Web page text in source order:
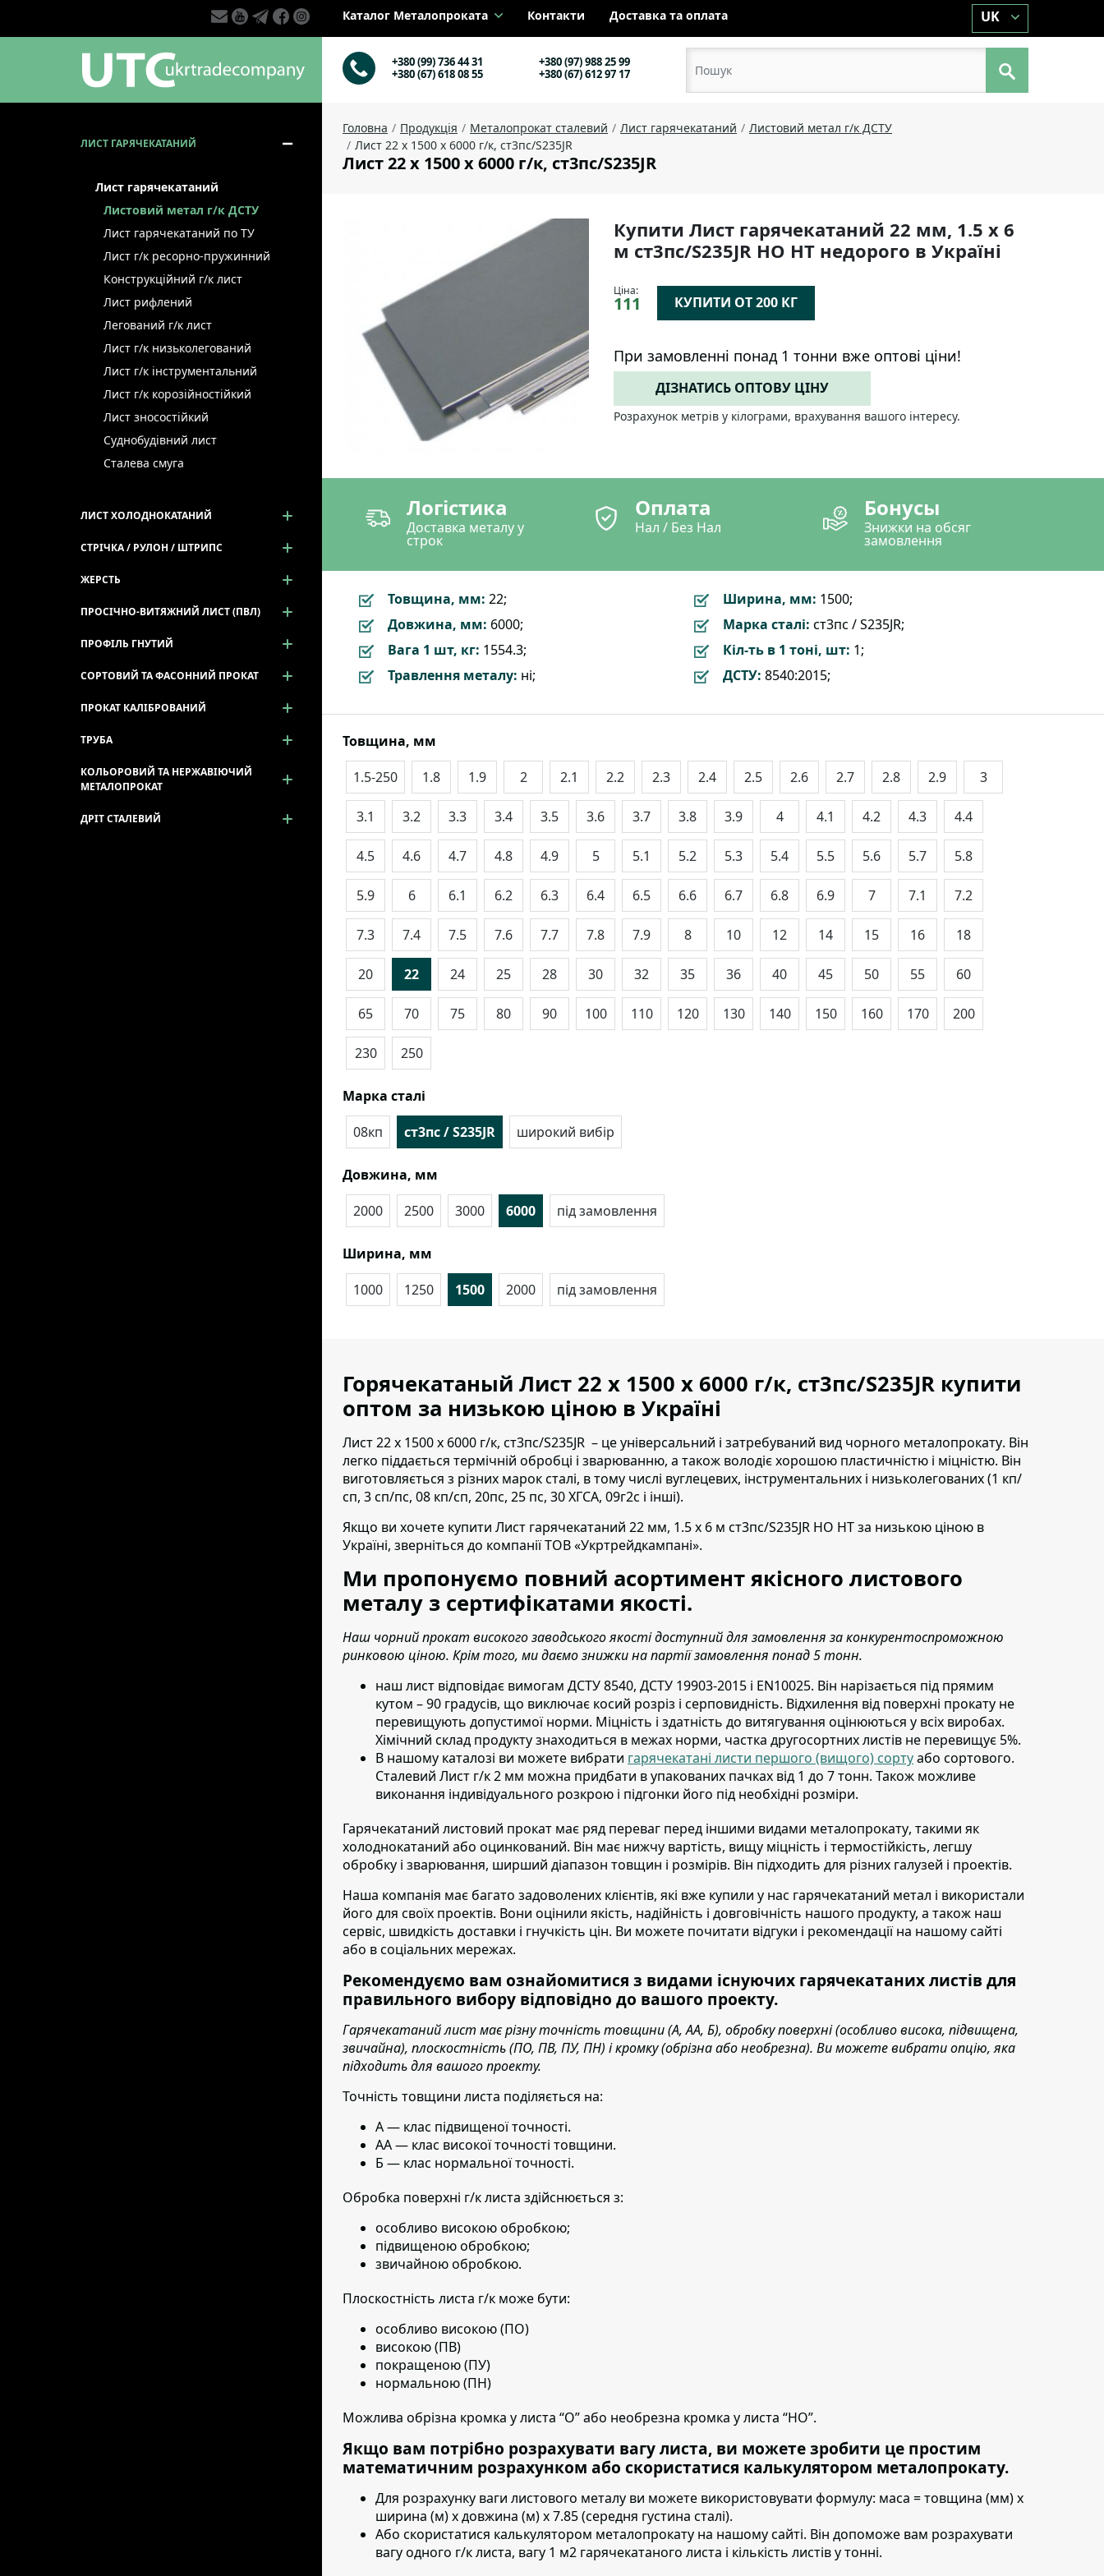
Каталог Металопроката Контакти Доставка та оплата UK
+380 (99) 736 44 31
+380 (97) 988 25 99
+380 (67) 618 08 55
+380 (67) 612 97 17
Головна Продукція Металопрокат сталевий Лист гарячекатаний
Листовий метал г/к ДСТУ
Лист 22 х 1500 х 6000 г/к, ст3пс/S235JR
Лист 22 х 1500 х 6000 г/к, ст3пс/S235JR
Купити Лист гарячекатаний 22 мм, 1.5 х 6
м ст3пс/S235JR НО НТ недорого в Україні
Ціна:
111 КУПИТИ ОТ 200 КГ
При замовленні понад 1 тонни вже оптові ціни!
ДІЗНАТИСЬ ОПТОВУ ЦІНУ
Розрахунок метрів у кілограми, врахування вашого інтересу.
Логістика
Доставка металу у
строк
Оплата
Нал / Без Нал
Бонусы
Знижки на обсяг
замовлення
Товщина, мм: 22; Ширина, мм: 1500;
Довжина, мм: 6000; Марка сталі: ст3пс / S235JR;
Вага 1 шт, кг: 1554.3; Кіл-ть в 1 тоні, шт: 1;
Травлення металу: ні; ДСТУ: 8540:2015;
Товщина, мм
1.5-250
1.8 1.9 2 2.1 2.2 2.3 2.4 2.5 2.6 2.7 2.8 2.9 3
3.1 3.2 3.3 3.4 3.5 3.6 3.7 3.8 3.9 4 4.1 4.2 4.3 4.4
4.5 4.6 4.7 4.8 4.9 5 5.1 5.2 5.3 5.4 5.5 5.6 5.7 5.8
5.9 6 6.1 6.2 6.3 6.4 6.5 6.6 6.7 6.8 6.9 7 7.1 7.2
7.3 7.4 7.5 7.6 7.7 7.8 7.9 8 10 12 14 15 16 18
20 22 24 25 28 30 32 35 36 40 45 50 55 60
65 70 75 80 90 100 110 120 130 140 150 160 170 200
230 250
Марка сталі
08кп
ст3пс / S235JR широкий вибір
Довжина, мм
2000
2500 3000 6000 під замовлення
Ширина, мм
1000
1250 1500 2000 під замовлення
Горячекатаный Лист 22 х 1500 х 6000 г/к, ст3пс/S235JR купити
оптом за низькою ціною в Україні
Лист 22 х 1500 х 6000 г/к, ст3пс/S235JR – це універсальний і затребуваний вид чорного металопрокату. Він
легко піддається термічній обробці і зварюванню, а також володіє хорошою пластичністю і міцністю. Він
виготовляється з різних марок сталі, в тому числі вуглецевих, інструментальних і низьколегованих (1 кп/
сп, 3 сп/пс, 08 кп/сп, 20пс, 25 пс, 30 ХГСА, 09г2с і інші).
Якщо ви хочете купити Лист гарячекатаний 22 мм, 1.5 х 6 м ст3пс/S235JR НО НТза низькою ціною в
Україні, зверніться до компанії ТОВ «Укртрейдкампані».
Ми пропонуємо повний асортимент якісного листового
металу з сертифікатами якості.
Наш чорний прокат високого заводського якості доступний для замовлення за конкурентоспроможною
ринковою ціною. Крім того, ми даємо знижки на партії замовлення понад 5 тонн.
наш лист відповідає вимогам ДСТУ 8540, ДСТУ 19903-2015 і EN10025. Він нарізається під прямим
кутом – 90 градусів, що виключає косий розріз і серповидність. Відхилення від поверхні прокату не
перевищують допустимої норми. Міцність і здатність до витягування оцінюються у всіх виробах.
Хімічний склад продукту знаходиться в межах норми, частка другосортних листів не перевищує 5%.
В нашому каталозі ви можете вибрати гарячекатані листи першого (вищого) сортуабо сортового.
Сталевий Лист г/к 2 мм можна придбати в упакованих пачках від 1 до 7 тонн. Також можливе
виконання індивідуального розкрою і підгонки його під необхідні розміри.
Гарячекатаний листовий прокат має ряд переваг перед іншими видами металопрокату, такими як
холоднокатаний або оцинкований. Він має нижчу вартість, вищу міцність і термостійкість, легшу
обробку і зварювання, ширший діапазон товщин і розмірів. Він підходить для різних галузей і проектів.
Наша компанія має багато задоволених клієнтів, які вже купили у нас гарячекатаний метал і використали
його для своїх проектів. Вони оцінили якість, надійність і довговічність нашого продукту, а також наш
сервіс, швидкість доставки і гнучкість цін. Ви можете почитати відгуки і рекомендації на нашому сайті
або в соціальних мережах.
Рекомендуємо вам ознайомитися з видами існуючих гарячекатаних листів для
правильного вибору відповідно до вашого проекту.
Гарячекатаний лист має різну точність товщини (А, АА, Б), обробку поверхні (особливо висока, підвищена,
звичайна), плоскостність (ПО, ПВ, ПУ, ПН) і кромку (обрізна або необрезна). Ви можете вибрати опцію, яка
підходить для вашого проекту.
Точність товщини листа поділяється на:
А — клас підвищеної точності.
АА — клас високої точності товщини.
Б — клас нормальної точності.
Обробка поверхні г/к листа здійснюється з:
особливо високою обробкою;
підвищеною обробкою;
звичайною обробкою.
Плоскостність листа г/к може бути:
особливо високою (ПО)
високою (ПВ)
покращеною (ПУ)
нормальною (ПН)
Можлива обрізна кромка у листа “О” або необрезна кромка у листа “НО”.
Якщо вам потрібно розрахувати вагу листа, ви можете зробити це простим
математичним розрахунком або скористатися калькулятором металопрокату.
Для розрахунку ваги листового металу ви можете використовувати формулу: маса = товщина (мм) х
ширина (м) х довжина (м) х 7.85 (середня густина сталі).
Або скористатися калькулятором металопрокату на нашому сайті. Він допоможе вам розрахувати
вагу одного г/к листа, вагу 1 м2 гарячекатаного листа і кількість листів у тонні.
ЛИСТ ГАРЯЧЕКАТАНИЙ
Лист гарячекатаний
Листовий метал г/к ДСТУ
Лист гарячекатаний по ТУ
Лист г/к ресорно-пружинний
Конструкційний г/к лист
Лист рифлений
Легований г/к лист
Лист г/к низьколегований
Лист г/к інструментальний
Лист г/к корозійностійкий
Лист зносостійкий
Суднобудівний лист
Сталева смуга
ЛИСТ ХОЛОДНОКАТАНИЙ
СТРІЧКА / РУЛОН / ШТРИПС
ЖЕРСТЬ
ПРОСІЧНО-ВИТЯЖНИЙ ЛИСТ (ПВЛ)
ПРОФІЛЬ ГНУТИЙ
СОРТОВИЙ ТА ФАСОННИЙ ПРОКАТ
ПРОКАТ КАЛІБРОВАНИЙ
ТРУБА
КОЛЬОРОВИЙ ТА НЕРЖАВІЮЧИЙ
МЕТАЛОПРОКАТ
ДРІТ СТАЛЕВИЙ